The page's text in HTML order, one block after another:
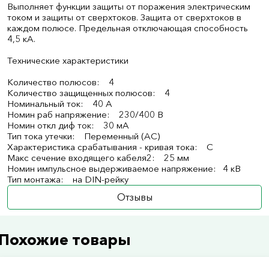
Выполняет функции защиты от поражения электрическим
током и защиты от сверхтоков. Защита от сверхтоков в
каждом полюсе. Предельная отключающая способность
4,5 кА.
Технические характеристики
Количество полюсов: 4
Количество защищенных полюсов: 4
Номинальный ток: 40 А
Номин раб напряжение: 230/400 В
Номин откл диф ток: 30 мА
Тип тока утечки: Переменный (AC)
Характеристика срабатывания - кривая тока: C
Макс сечение входящего кабеля2: 25 мм
Номин импульсное выдерживаемое напряжение: 4 кВ
Тип монтажа: на DIN-рейку
Отзывы
товары